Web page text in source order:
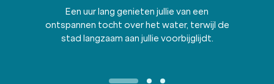
Een uur lang genieten jullie van een
ontspannen tocht over het water, terwijl de
stad langzaam aan jullie voorbijglijdt.